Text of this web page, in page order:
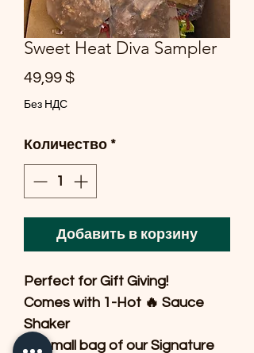
Sweet Heat Diva Sampler
49,99 $Цена
Без НДС
Количество *
Добавить в корзину
Perfect for Gift Giving!
Comes with 1-Hot 🔥 Sauce
Shaker
1 - small bag of our Signature